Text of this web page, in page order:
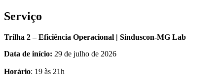
Serviço
Trilha 2 – Eficiência Operacional | Sinduscon-MG Lab
Data de início: 29 de julho de 2026
Horário: 19 às 21h